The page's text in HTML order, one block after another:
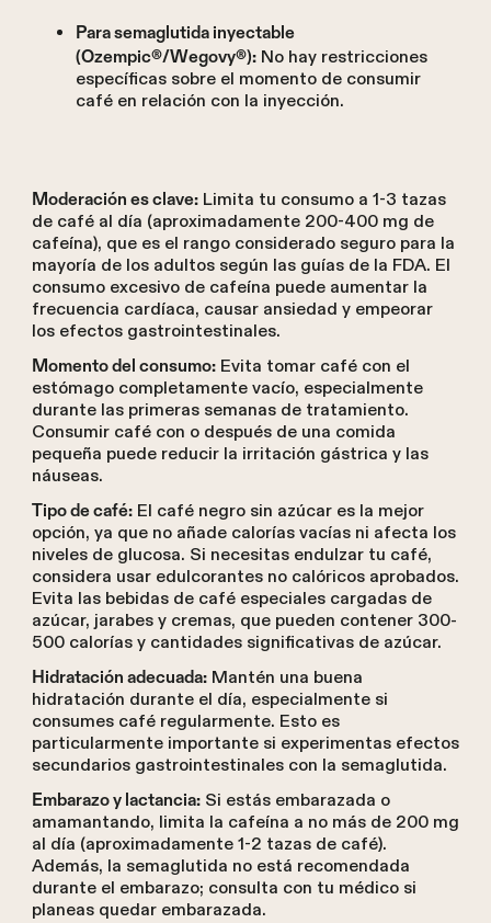
Para semaglutida inyectable
(Ozempic®/Wegovy®):No hay restricciones
específicas sobre el momento de consumir
café en relación con la inyección.
Moderación es clave:Limita tu consumo a 1-3 tazas
de café al día (aproximadamente 200-400 mg de
cafeína), que es el rango considerado seguro para la
mayoría de los adultos según las guías de la FDA. El
consumo excesivo de cafeína puede aumentar la
frecuencia cardíaca, causar ansiedad y empeorar
los efectos gastrointestinales.
Momento del consumo:Evita tomar café con el
estómago completamente vacío, especialmente
durante las primeras semanas de tratamiento.
Consumir café con o después de una comida
pequeña puede reducir la irritación gástrica y las
náuseas.
Tipo de café:El café negro sin azúcar es la mejor
opción, ya que no añade calorías vacías ni afecta los
niveles de glucosa. Si necesitas endulzar tu café,
considera usar edulcorantes no calóricos aprobados.
Evita las bebidas de café especiales cargadas de
azúcar, jarabes y cremas, que pueden contener 300-
500 calorías y cantidades significativas de azúcar.
Hidratación adecuada:Mantén una buena
hidratación durante el día, especialmente si
consumes café regularmente. Esto es
particularmente importante si experimentas efectos
secundarios gastrointestinales con la semaglutida.
Embarazo y lactancia:Si estás embarazada o
amamantando, limita la cafeína a no más de 200 mg
al día (aproximadamente 1-2 tazas de café).
Además, la semaglutida no está recomendada
durante el embarazo; consulta con tu médico si
planeas quedar embarazada.